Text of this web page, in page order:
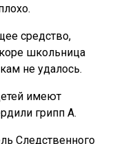
средство,
школьница
не удалось.
имеют
грипп А.
Следственного